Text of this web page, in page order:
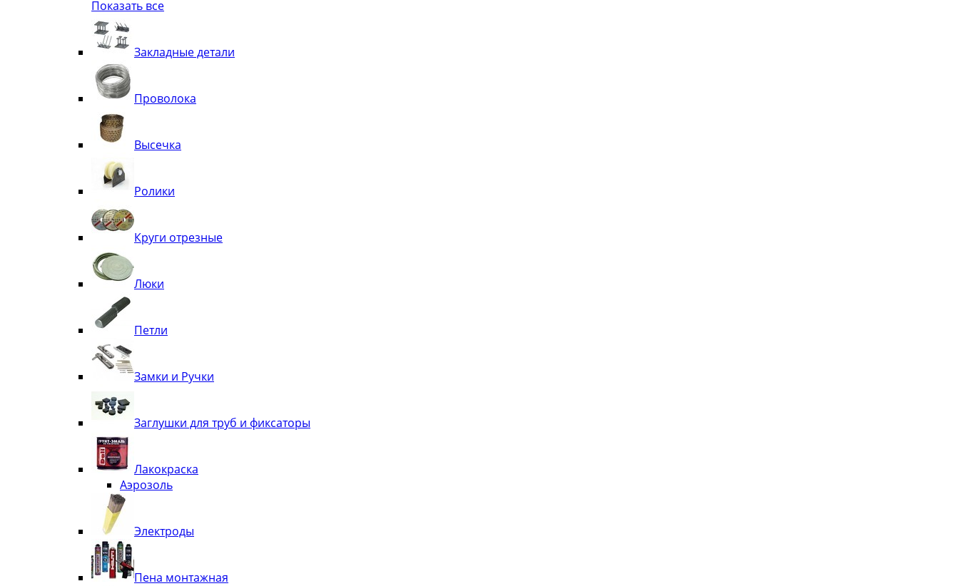
Квадрат
Труба декоративная
Элементы орнамента из квадрата, трубы
Узоры
Лавки
Показать все
Закладные детали
Проволока
Высечка
Ролики
Круги отрезные
Люки
Петли
Замки и Ручки
Заглушки для труб и фиксаторы
Лакокраска
Аэрозоль
Электроды
Пена монтажная